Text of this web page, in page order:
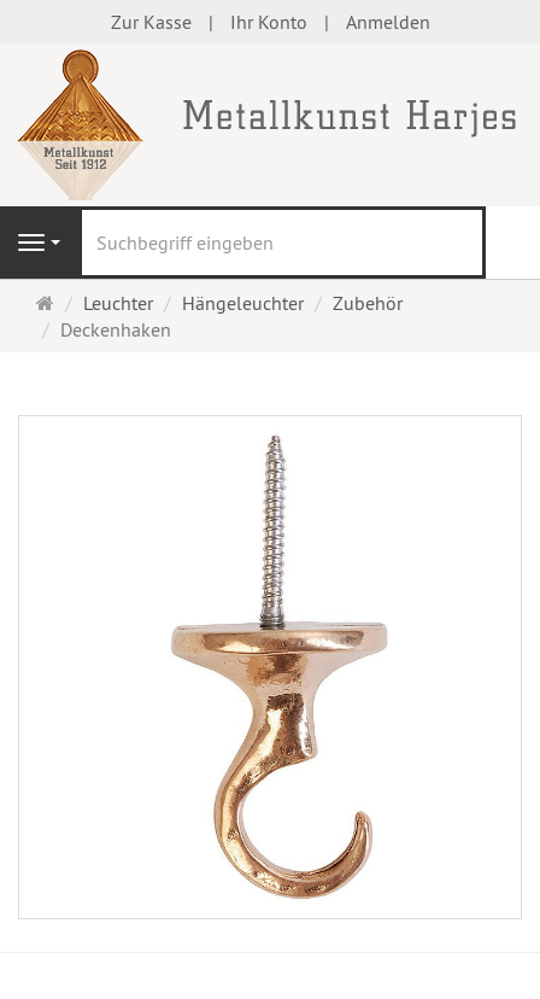
Zur Kasse Ihr Konto Anmelden
Navigation
Startseite
Leuchter Hängeleuchter
Zubehör
Deckenhaken